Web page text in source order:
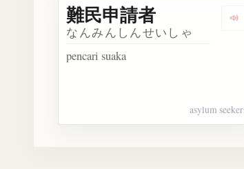
難民申請者
なんみんしんせいしゃ
pencari suaka
asylum